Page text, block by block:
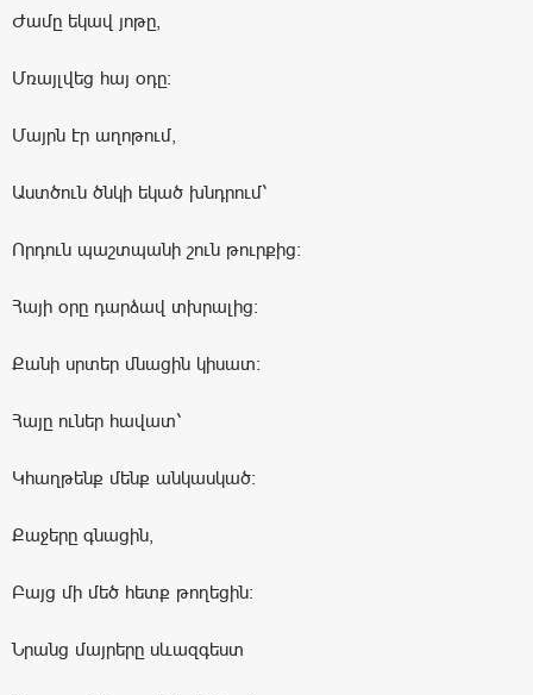
Ժամը եկավ յոթը,
Մռայլվեց հայ օդը։
Մայրն էր աղոթում,
Աստծուն ծնկի եկած խնդրում՝
Որդուն պաշտպանի շուն թուրքից։
Հայի օրը դարձավ տխրալից։
Քանի սրտեր մնացին կիսատ։
Հայը ուներ հավատ՝
Կհաղթենք մենք անկասկած։
Քաջերը գնացին,
Բայց մի մեծ հետք թողեցին։
Նրանց մայրերը սևազգեստ